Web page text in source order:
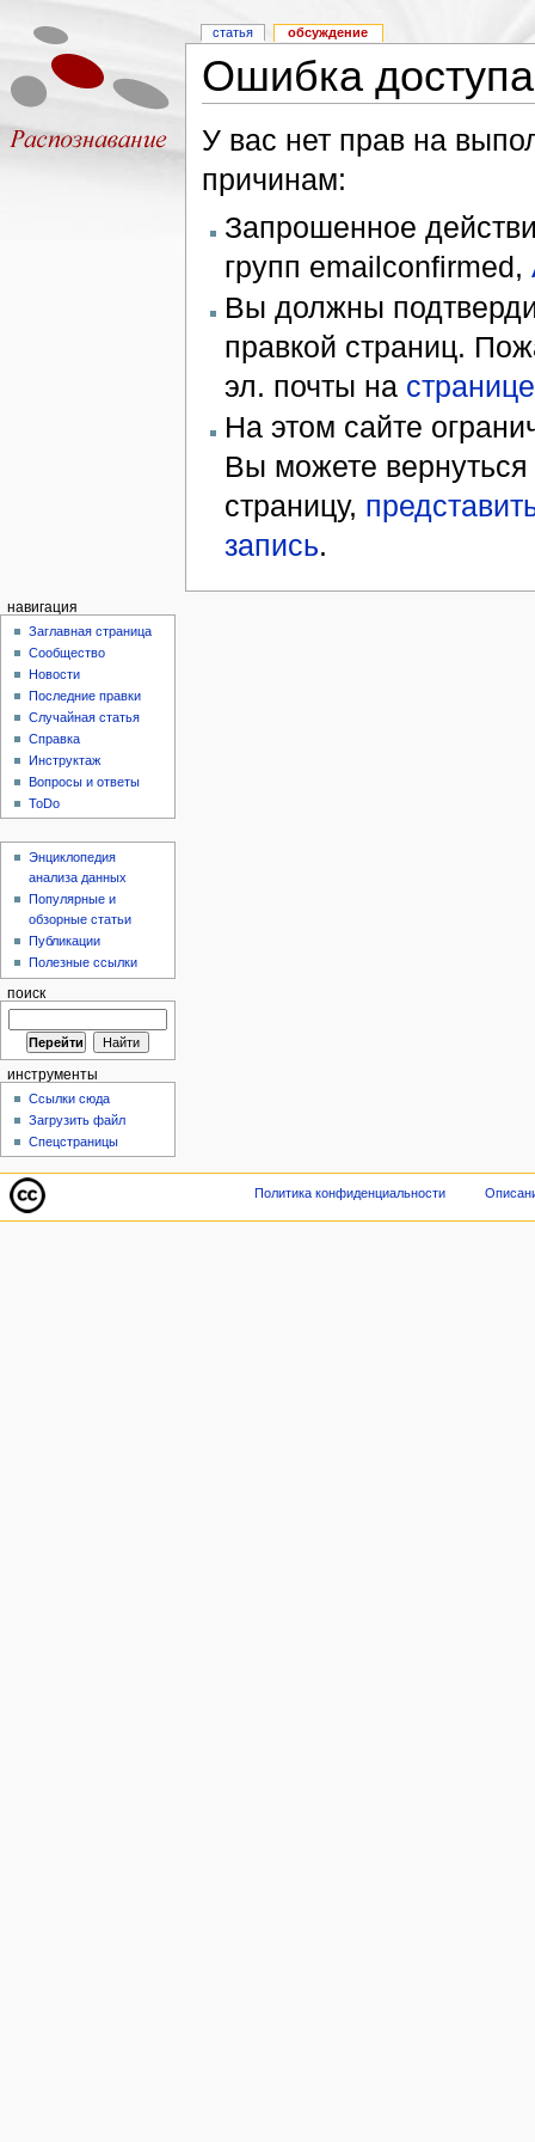
Ошибка доступа
У вас нет прав на
причинам:
Запрошенное
групп emailconfirmed,
Вы должны
правкой страниц.
эл. почты на
На этом сайте
Вы можете
страницу,
запись.
статья обсуждение
навигация
Заглавная страница
Сообщество
Новости
Последние правки
Случайная статья
Справка
Инструктаж
Вопросы и ответы
ToDo
Энциклопедия
анализа данных
Популярные и
обзорные статьи
Публикации
Полезные ссылки
поиск
инструменты
Ссылки сюда
Загрузить файл
Спецстраницы
Политика конфиденциальности